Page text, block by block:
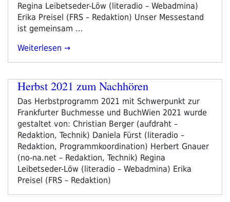
Regina Leibetseder-Löw (literadio – Webadmina)
Erika Preisel (FRS – Redaktion) Unser Messestand
ist gemeinsam …
„Programmvorschau
Weiterlesen
Herbst 2021 zum Nachhören
Das Herbstprogramm 2021 mit Schwerpunkt zur
Frankfurter Buchmesse und BuchWien 2021 wurde
gestaltet von: Christian Berger (aufdraht –
Redaktion, Technik) Daniela Fürst (literadio –
Redaktion, Programmkoordination) Herbert Gnauer
(no-na.net – Redaktion, Technik) Regina
Leibetseder-Löw (literadio – Webadmina) Erika
Preisel (FRS – Redaktion)